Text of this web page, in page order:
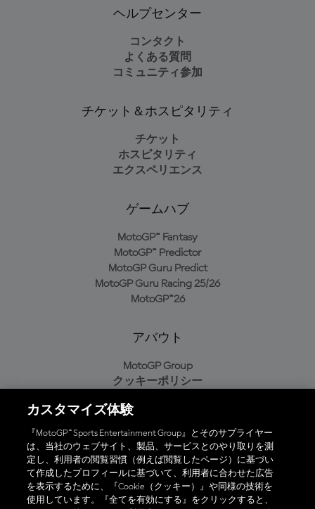
ヘルプセンター
コンタクト
よくある質問
コミュニティ参加
チケット＆ホスピタリティ
チケット
ホスピタリティ
エクスペリエンス
ゲームハブ
MotoGP™ Fantasy
MotoGP™ Predictor
MotoGP Guru Predict
MotoGP Guru Racing 25/26
MotoGP™26
アバウト
MotoGP Group
クッキーポリシー
プライバシーポリシー
購入ポリシー
オフィシャルアプリ
カスタマイズ体験
『MotoGP™ Sports Entertainment Group』とそのサプライヤー
は、当社のウェブサイト、製品、サービスとのやり取りを測
定し、利用者の閲覧習慣（例えば閲覧したページ）に基づい
て作成したプロフィールに基づいて、利用者に合わせた広告
を表示するために、『Cookie（クッキー）』や同様の技術を
使用しています。『全てを有効にする』をクリックすると、